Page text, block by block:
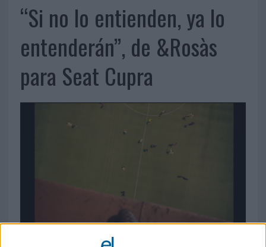
“Si no lo entienden, ya lo
entenderán”, de &Rosàs
para Seat Cupra